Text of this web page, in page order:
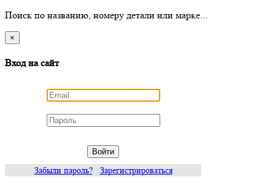
Поиск по названию, номеру детали или марке...
×
Вход на сайт
Войти
Забыли пароль? Зарегистрироваться